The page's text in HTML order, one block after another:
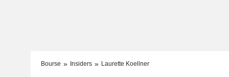
Bourse Insiders Laurette Koellner